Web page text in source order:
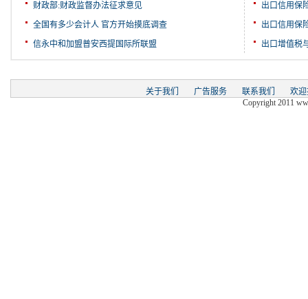
财政部:财政监督办法征求意见
全国有多少会计人 官方开始摸底调查
信永中和加盟普安西提国际所联盟
出口信用保
出口信用保
出口增值税
关于我们 广告服务 联系我们
欢
Copyright 2011